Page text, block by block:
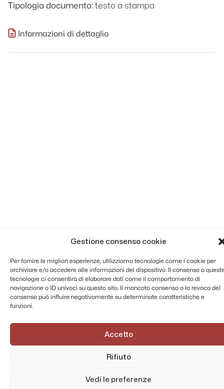
Gestione consenso cookie
Per fornire le migliori esperienze, utilizziamo tecnologie come i cookie per
archiviare e/o accedere alle informazioni del dispositivo. Il consenso a
tecnologie ci consentirà di elaborare dati come il comportamento di
navigazione o ID univoci su questo sito. Il mancato consenso o la revoca del
consenso può influire negativamente su determinate caratteristiche e
funzioni.
Accetto
Rifiuto
Vedi le preferenze
Tipologia documento: testo a stampa
Informazioni di dettaglio